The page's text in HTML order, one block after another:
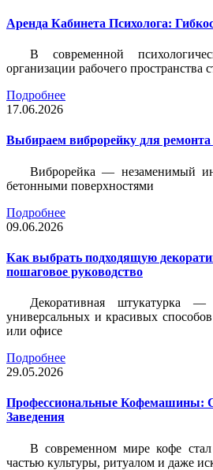
Аренда Кабинета Психолога:
В современной
организации рабочего пространства
Подробнее
17.06.2026
Выбираем виброрейку для ремонта
Виброрейка — незаменимый
бетонными поверхностями
Подробнее
09.06.2026
Как выбрать подходящую
пошаговое руководство
Декоративная
универсальных и красивых
или офисе
Подробнее
29.05.2026
Профессиональные Кофемашины:
Заведения
В современном мире кофе
частью культуры, ритуалом и даже